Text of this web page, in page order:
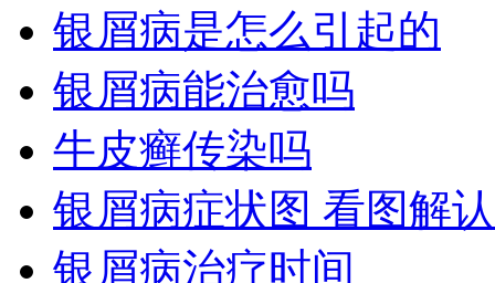
银屑病是怎么引起的
银屑病能治愈吗
牛皮癣传染吗
银屑病症状图 看图解
银屑病治疗时间